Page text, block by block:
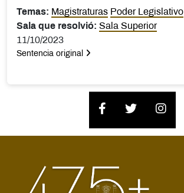
Temas: Magistraturas Poder Legislativo
Sala que resolvió: Sala Superior
11/10/2023
Sentencia original